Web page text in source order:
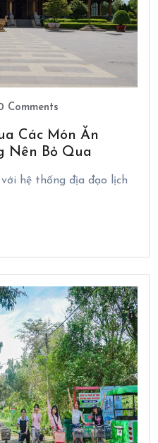
Comments
Các Món Ăn
Nên Bỏ Qua
hệ thống địa đạo lịch